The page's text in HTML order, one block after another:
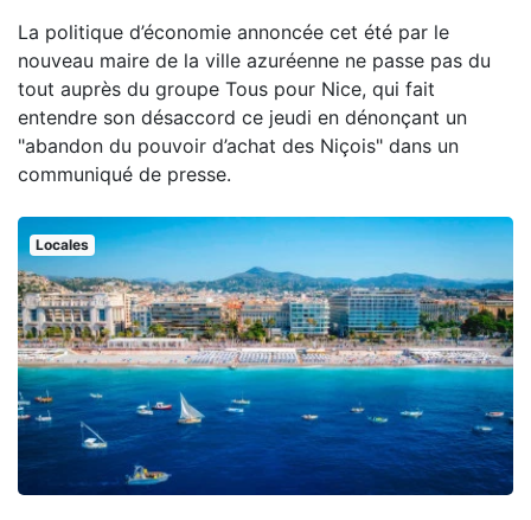
La politique d’économie annoncée cet été par le
nouveau maire de la ville azuréenne ne passe pas du
tout auprès du groupe Tous pour Nice, qui fait
entendre son désaccord ce jeudi en dénonçant un
"abandon du pouvoir d’achat des Niçois" dans un
communiqué de presse.
Locales